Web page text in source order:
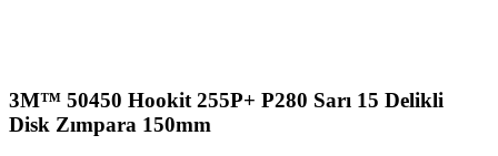
3M™ 50450 Hookit 255P+ P280 Sarı 15 Delikli
Disk Zımpara 150mm